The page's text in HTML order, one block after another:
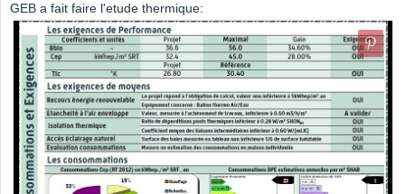
GEB a fait faire l'etude thermique: